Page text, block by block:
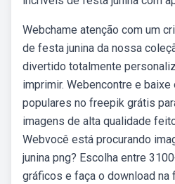
Webchame atenção com um
de festa junina da nossa
divertido totalmente
imprimir. Webencontre e
populares no freepik grátis
imagens de alta qualidade
Webvocê está procurando
junina png? Escolha entre
gráficos e faça o download na